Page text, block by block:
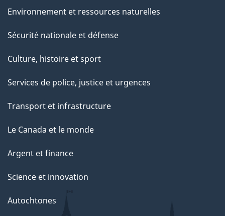
c
e
t
e
a
g
Environnement et ressources naturelles
Sécurité nationale et défense
Culture, histoire et sport
Services de police, justice et urgences
Transport et infrastructure
Le Canada et le monde
Argent et finance
Science et innovation
Autochtones